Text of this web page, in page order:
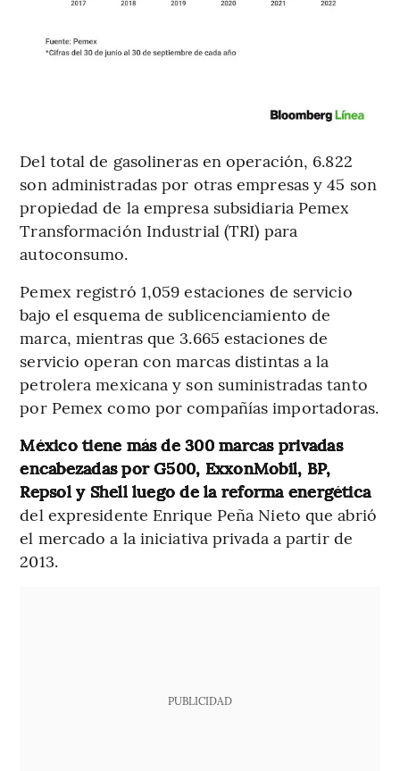
Del total de gasolineras en operación, 6.822
son administradas por otras empresas y 45 son
propiedad de la empresa subsidiaria Pemex
Transformación Industrial (TRI) para
autoconsumo.
Pemex registró 1,059 estaciones de servicio
bajo el esquema de sublicenciamiento de
marca, mientras que 3.665 estaciones de
servicio operan con marcas distintas a la
petrolera mexicana y son suministradas tanto
por Pemex como por compañías importadoras.
México tiene más de 300 marcas privadas
encabezadas por G500, ExxonMobil, BP,
Repsol y Shell luego de la reforma energética
del expresidente Enrique Peña Nieto que abrió
el mercado a la iniciativa privada a partir de
2013.
PUBLICIDAD